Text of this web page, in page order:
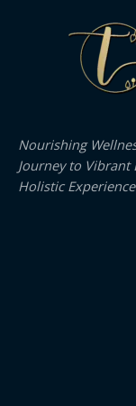
Nourishing
Journey to Vibrant
Holistic